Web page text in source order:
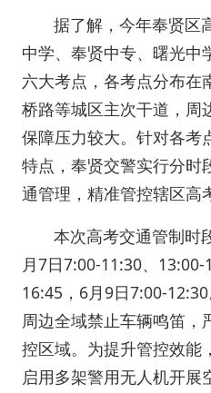
据了解，今年奉贤区
中学、奉贤中专、曙光中
六大考点，各考点分布在
桥路等城区主次干道，周
保障压力较大。针对各考
特点，奉贤交警实行分时
通管理，精准管控辖区高
本次高考交通管制时
月7日7:00-11:30、
16:45，6月9日7:00-
周边全域禁止车辆鸣笛，
控区域。为提升管控效能
启用多架警用无人机开展